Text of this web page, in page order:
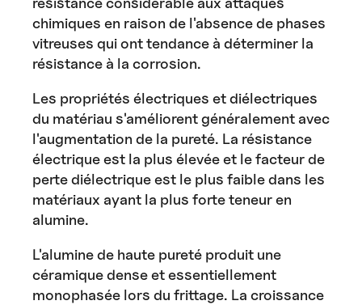
chimiques en raison de l'absence de phases
vitreuses qui ont tendance à déterminer la
résistance à la corrosion.
Les propriétés électriques et diélectriques
du matériau s'améliorent généralement avec
l'augmentation de la pureté. La résistance
électrique est la plus élevée et le facteur de
perte diélectrique est le plus faible dans les
matériaux ayant la plus forte teneur en
alumine.
L'alumine de haute pureté produit une
céramique dense et essentiellement
monophasée lors du frittage. La croissance